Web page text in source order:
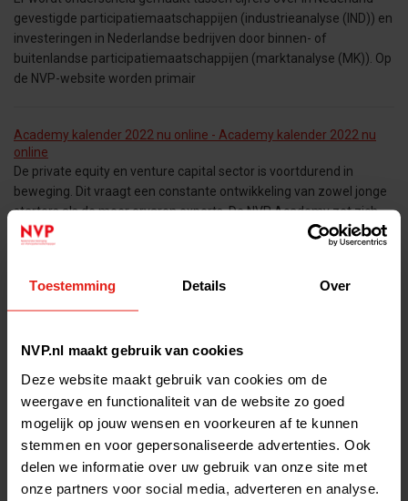
Toestemming Details Over
NVP.nl maakt gebruik van cookies
Deze website maakt gebruik van cookies om de
weergave en functionaliteit van de website zo goed
mogelijk op jouw wensen en voorkeuren af te kunnen
stemmen en voor gepersonaliseerde advertenties. Ook
delen we informatie over uw gebruik van onze site met
onze partners voor social media, adverteren en analyse.
gevestigde participatiemaatschappijen (industrieanalyse (IND)) en
investeringen in Nederlandse bedrijven door binnen- of
buitenlandse participatiemaatschappijen (marktanalyse (MK)). Op
de NVP-website worden primair
Academy kalender 2022 nu online - Academy kalender 2022 nu
online
De private equity en venture capital sector is voortdurend in
beweging. Dit vraagt een constante ontwikkeling van zowel jonge
starters als de meer ervaren experts. De NVP Academy zet zich
There is a set of national and international guidelines for private
equity and venture capital companies. Links to relevant ESG-
Responsible Investment (PRI) The
Important Tax Measure - Important Tax Measure
The government has announced an important tax measure in the
Spring Memorandum to make employee participation in start-ups
and scale-ups more attractive. Employees will only pay tax on
stock options